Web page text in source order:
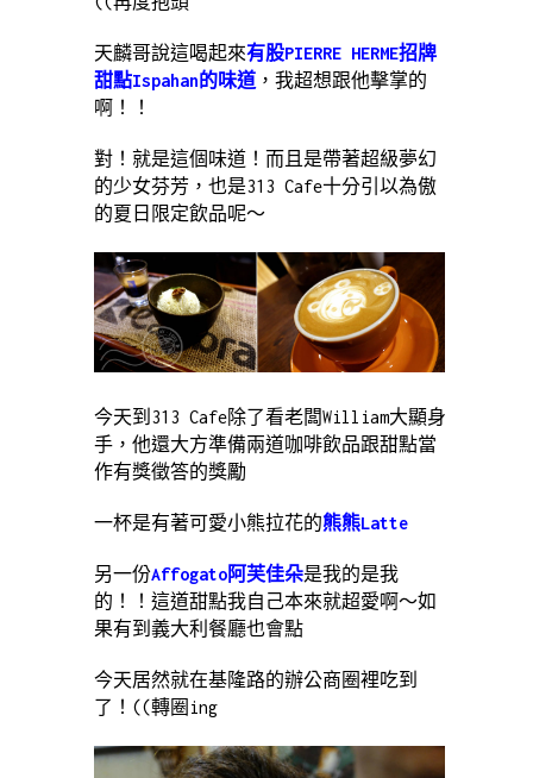
天麟哥說這喝起來有股PIERRE HERME招牌
甜點Ispahan的味道 ，我超想跟他擊掌的
啊！！
對！就是這個味道！而且是帶著超級夢幻
的少女芬芳，也是313 Cafe十分引以為傲
的夏日限定飲品呢～
今天到313 Cafe除了看老闆William大顯身
手，他還大方準備兩道咖啡飲品跟甜點當
作有獎徵答的獎勵
一杯是有著可愛小熊拉花的熊熊Latte
另一份Affogato阿芙佳朵是我的是我
的！！這道甜點我自己本來就超愛啊～如
果有到義大利餐廳也會點
今天居然就在基隆路的辦公商圈裡吃到
了！((轉圈ing